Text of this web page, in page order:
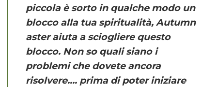
piccola è sorto in qualche modo un
blocco alla tua spiritualità, Autumn
aster aiuta a sciogliere questo
blocco. Non so quali siano i
problemi che dovete ancora
risolvere.... prima di poter iniziare